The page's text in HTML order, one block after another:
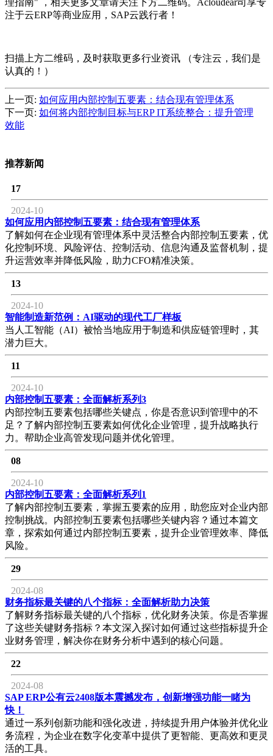
理指南" ，相关更多文章请关注下方二维码。Acloudear司享专
注于云ERP等商业应用，SAP云践行者！
扫描上方二维码，及时获取更多行业资讯 （专注云，我们是
认真的！）
上一页: 如何应用内部控制五要素：结合现有管理体系
下一页: 如何将内部控制目标与ERP IT系统整合：提升管理
效能
推荐新闻
17
2024-10
如何应用内部控制五要素：结合现有管理体系
了解如何在企业现有管理体系中灵活整合内部控制五要素，优
化控制环境、风险评估、控制活动、信息沟通及监督机制，提
升运营效率并降低风险，助力CFO精准决策。
13
2024-10
智能制造新范例：AI驱动的现代工厂样板
当人工智能（AI）被恰当地应用于制造和供应链管理时，其
潜力巨大。
11
2024-10
内部控制五要素：全面解析系列3
内部控制五要素包括哪些关键点，你是否意识到管理中的不
足？了解内部控制五要素如何优化企业管理，提升战略执行
力。帮助企业高管发现问题并优化管理。
08
2024-10
内部控制五要素：全面解析系列1
了解内部控制五要素，掌握五要素的应用，助您应对企业内部
控制挑战。内部控制五要素包括哪些关键内容？通过本篇文
章，探索如何通过内部控制五要素，提升企业管理效率、降低
风险。
29
2024-08
财务指标最关键的八个指标：全面解析助力决策
了解财务指标最关键的八个指标，优化财务决策。你是否掌握
了这些关键财务指标？本文深入探讨如何通过这些指标提升企
业财务管理，解决你在财务分析中遇到的核心问题。
22
2024-08
SAP ERP公有云2408版本震撼发布，创新增强功能一睹为
快！
通过一系列创新功能和强化改进，持续提升用户体验并优化业
务流程，为企业在数字化变革中提供了更智能、更高效和更灵
活的工具。